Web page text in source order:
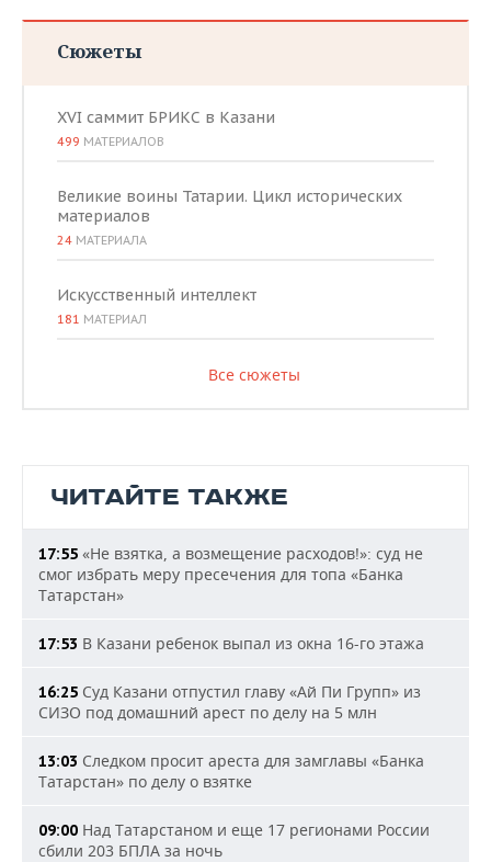
Сюжеты
XVI саммит БРИКС в Казани
499 МАТЕРИАЛОВ
Великие воины Татарии. Цикл исторических
материалов
24 МАТЕРИАЛА
Искусственный интеллект
181 МАТЕРИАЛ
Все сюжеты
ЧИТАЙТЕ ТАКЖЕ
17:55 «Не взятка, а возмещение расходов!»: суд не
смог избрать меру пресечения для топа «Банка
Татарстан»
17:53 В Казани ребенок выпал из окна 16-го этажа
16:25 Суд Казани отпустил главу «Ай Пи Групп» из
СИЗО под домашний арест по делу на 5 млн
13:03 Следком просит ареста для замглавы «Банка
Татарстан» по делу о взятке
09:00 Над Татарстаном и еще 17 регионами России
сбили 203 БПЛА за ночь